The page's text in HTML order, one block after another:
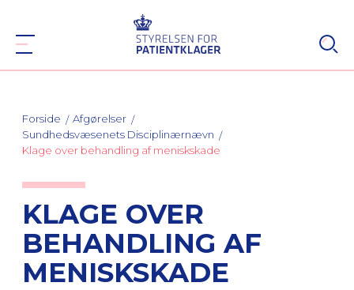
Forside
Afgørelser
Sundhedsvæsenets Disciplinærnævn
Klage over behandling af meniskskade
KLAGE OVER
BEHANDLING AF
MENISKSKADE